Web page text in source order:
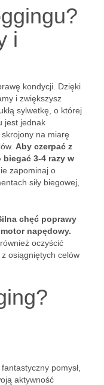
i
kondycji. Dzięki
i zwiększysz
sylwetkę, o której
jest jednak
na miarę
Aby czerpać z
3-4 razy w
zapominaj o
siły biegowej,
chęć poprawy
napędowy.
oczyścić
osiągniętych celów
pomysł,
aktywność